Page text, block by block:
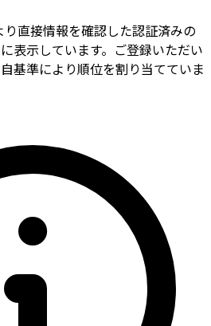
直接情報を確認した認証済みの
表示しています。ご登録いただい
基準により順位を割り当てていま